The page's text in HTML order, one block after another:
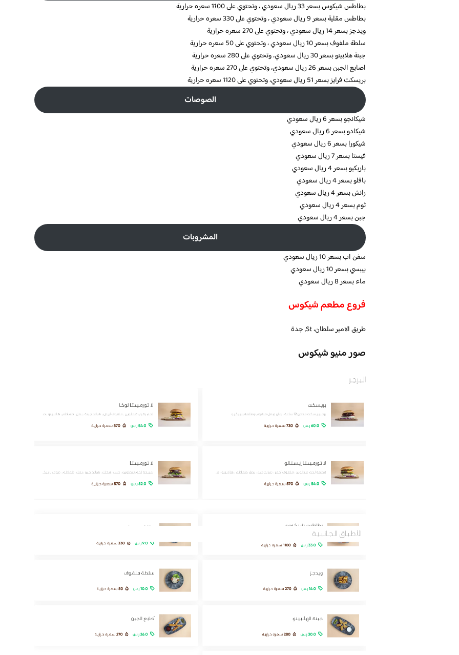
بطاطس شيكوس بسعر 33 ريال سعودي ، وتحتوي على 1100 سعره حرارية
بطاطس مقلية بسعر 9 ريال سعودي ، وتحتوي على 330 سعره حرارية
ويدجز بسعر 14 ريال سعودي ، وتحتوي على 270 سعره حرارية
سلطة ملفوف بسعر 10 ريال سعودي ، وتحتوي على 50 سعره حرارية
جبنة هلابينو بسعر 30 ريال سعودي، وتحتوي على 280 سعره حرارية
اصابع الجبن بسعر 26 ريال سعودي، وتحتوي على 270 سعره حرارية
بريسكت فرايز بسعر 51 ريال سعودي، وتحتوي على 1120 سعره حرارية
الصوصات
شيكانجو بسعر 6 ريال سعودي
شيكادو بسعر 6 ريال سعودي
شيكورا بسعر 6 ريال سعودي
فيستا بسعر 7 ريال سعودي
باربكيو بسعر 4 ريال سعودي
بافلو بسعر 4 ريال سعودي
رانش بسعر 4 ريال سعودي
ثوم بسعر 4 ريال سعودي
جبن بسعر 4 ريال سعودي
المشروبات
سفن اب بسعر 10 ريال سعودي
بيبسي بسعر 10 ريال سعودي
ماء بسعر 8 ريال سعودي
فروع مطعم شيكوس
طريق الامير سلطان، St, جدة
صور منيو شيكوس